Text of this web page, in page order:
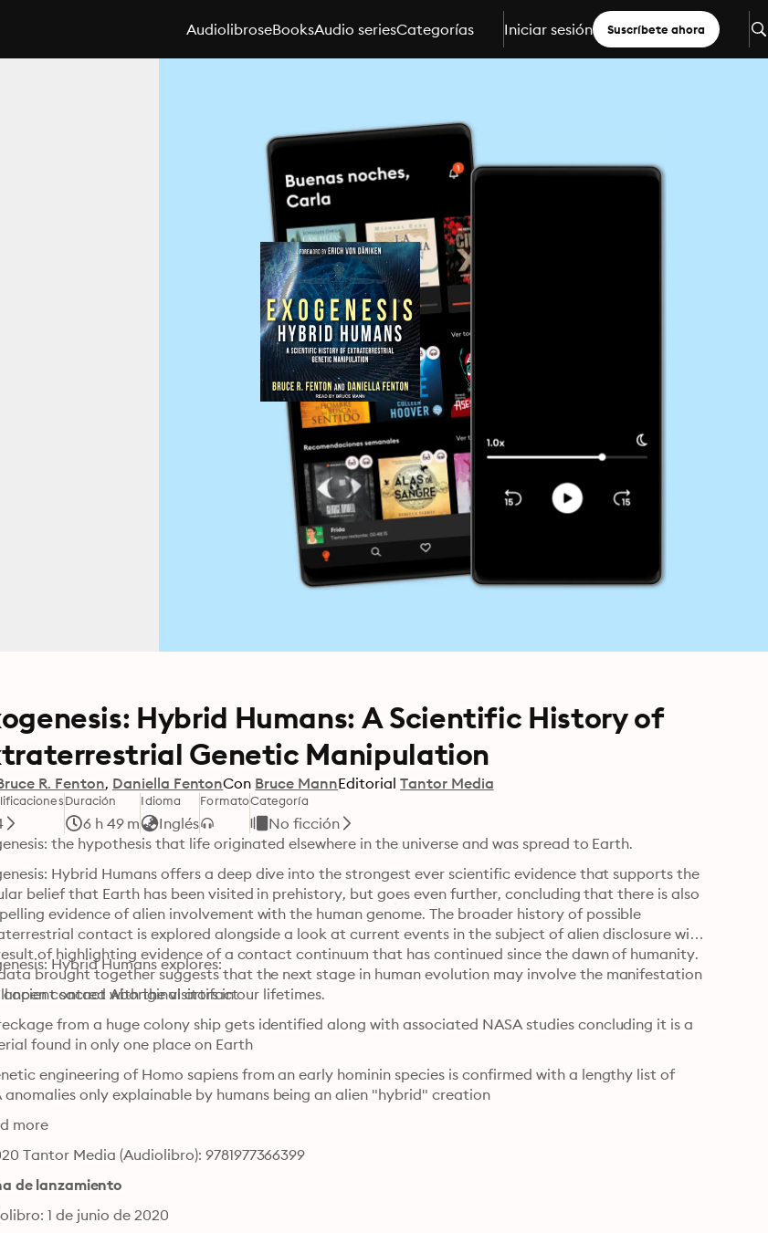
AudiolibroseBooksAudio seriesCategorías Iniciar sesión Suscríbete ahora
Hybrid Humans: A Scientific History of
Genetic Manipulation
R. Fenton Daniella FentonCon Bruce MannEditorial Tantor Media
Duración
6 h 49 m
Idioma
Inglés
FormatoCategoría
No ficción
the hypothesis that life originated elsewhere in the universe and was spread to Earth.
Hybrid Humans offers a deep dive into the strongest ever scientific evidence that supports the
belief that Earth has been visited in prehistory, but goes even further, concluding that there is also
evidence of alien involvement with the human genome. The broader history of possible
contact is explored alongside a look at current events in the subject of alien disclosure with
of highlighting evidence of a contact continuum that has continued since the dawn of humanity.
brought together suggests that the next stage in human evolution may involve the manifestation
open contact with the visitors in our lifetimes.
Hybrid Humans explores:
ancient sacred Aboriginal artifact
from a huge colony ship gets identified along with associated NASA studies concluding it is a
found in only one place on Earth
engineering of Homo sapiens from an early hominin species is confirmed with a lengthy list of
anomalies only explainable by humans being an alien "hybrid" creation
more
Tantor Media (Audiolibro): 9781977366399
de lanzamiento
1 de junio de 2020